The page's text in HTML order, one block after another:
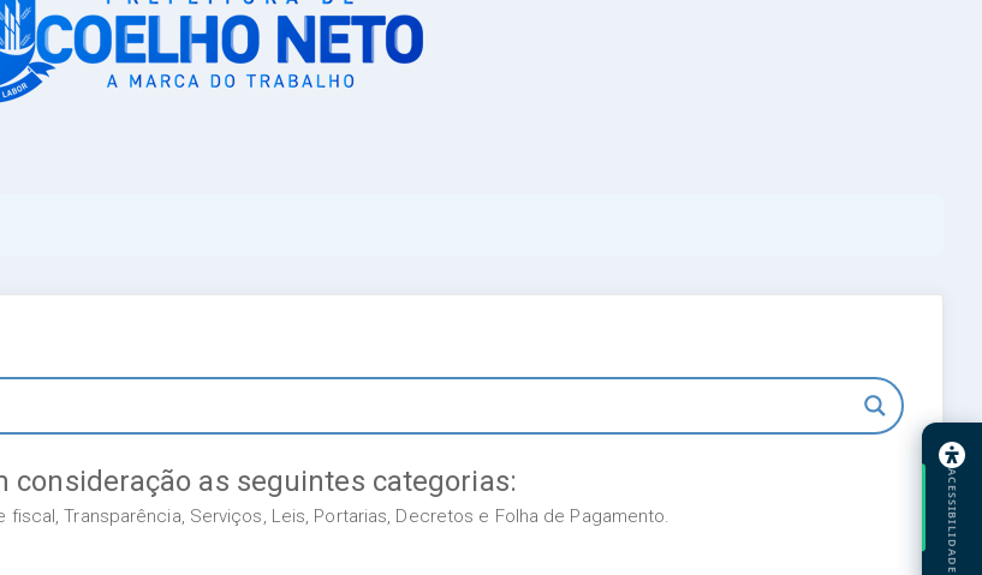
as seguintes categorias:
Transparência, Serviços, Leis, Portarias, Decretos e Folha de Pagamento. ACESSIBILIDADE